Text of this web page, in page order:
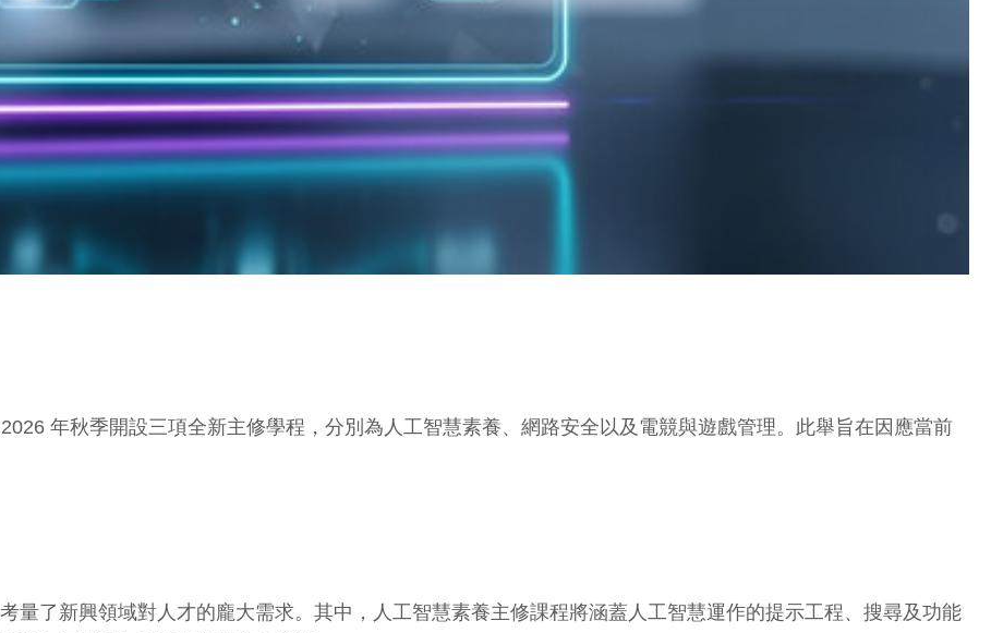
年秋季開設三項全新主修學程，分別為人工智慧素養、網路安全以及電競與遊戲管理。此舉旨在因應當前
量了新興領域對人才的龐大需求。其中，人工智慧素養主修課程將涵蓋人工智慧運作的提示工程、搜尋及功能